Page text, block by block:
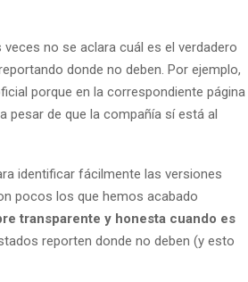
no se aclara cuál es el verdadero
donde no deben. Por ejemplo,
porque en la correspondiente página
pesar de que la compañía sí está al
identificar fácilmente las versiones
pocos los que hemos acabado
transparente y honesta cuando es
reporten donde no deben (y esto